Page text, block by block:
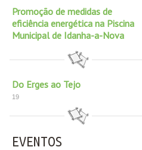
Promoção de medidas de
eficiência energética na Piscina
Municipal de Idanha-a-Nova
Do Erges ao Tejo
19
EVENTOS